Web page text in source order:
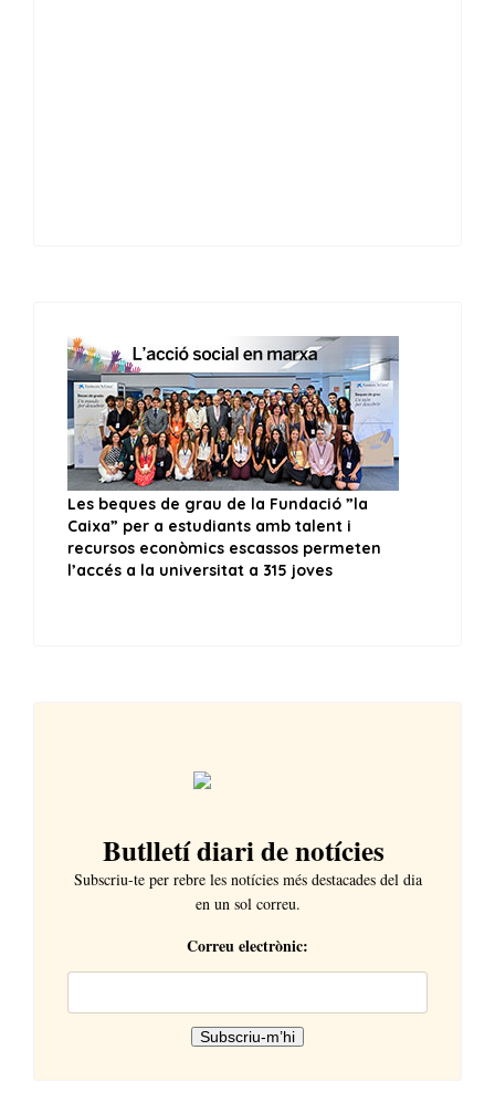
Butlletí diari de notícies
Subscriu-te per rebre les notícies més destacades del dia
en un sol correu.
Correu electrònic: